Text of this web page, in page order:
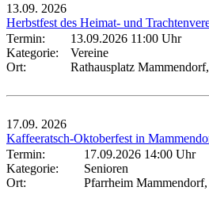
13.09. 2026
Herbstfest des Heimat- und
Termin:
13.09.2026 11:00 Uhr
Kategorie:
Vereine
Ort:
Rathausplatz
17.09. 2026
Kaffeeratsch-Oktoberfest in
Termin:
17.09.2026 14:00 Uhr
Kategorie:
Senioren
Ort:
Pfarrheim